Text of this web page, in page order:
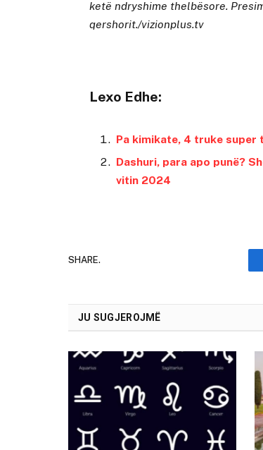
ketë ndryshime thelbësore.
qershorit./vizionplus.tv
Lexo Edhe:
Pa kimikate, 4 truke super
Dashuri, para apo punë?
vitin 2024
SHARE.
JU SUGJEROJMË